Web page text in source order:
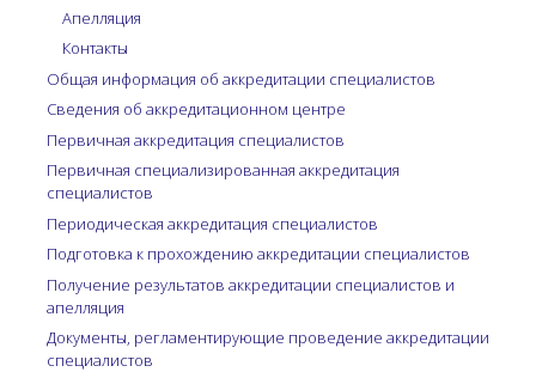
Апелляция
Контакты
Общая информация об аккредитации специалистов
Сведения об аккредитационном центре
Первичная аккредитация специалистов
Первичная специализированная аккредитация
специалистов
Периодическая аккредитация специалистов
Подготовка к прохождению аккредитации специалистов
Получение результатов аккредитации специалистов и
апелляция
Документы, регламентирующие проведение аккредитации
специалистов